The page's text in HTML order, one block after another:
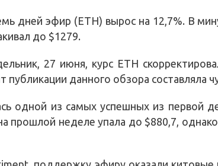
дней эфир (ETH) вырос на 12,7%. В
до $1279.
27 июня, курс ETH
публикации данного обзора составляла
одной из самых успешных из первой
прошлой неделе упала до $880,7,